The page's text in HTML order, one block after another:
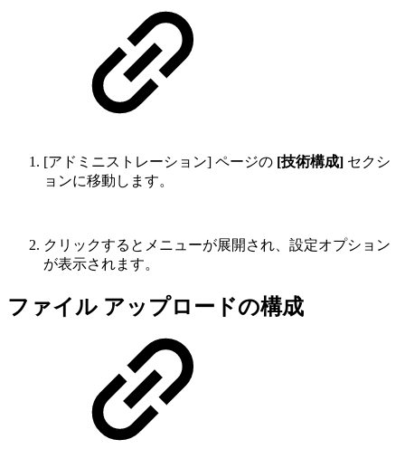
[アドミニストレーション] ページの [技術構成] セクシ
ョンに移動します。
クリックするとメニューが展開され、設定オプション
が表示されます。
ファイル アップロードの構成